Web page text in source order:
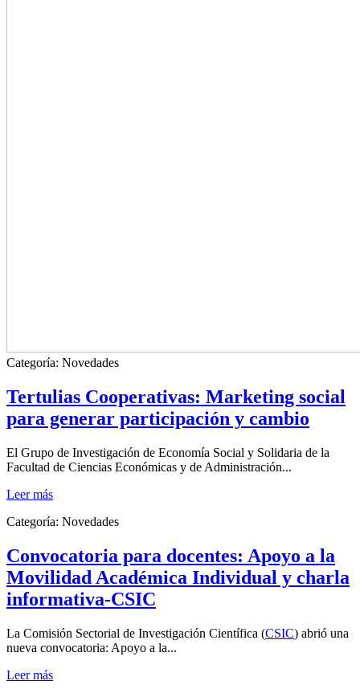
Categoría: Novedades
Tertulias Cooperativas: Marketing social
para generar participación y cambio
El Grupo de Investigación de Economía Social y Solidaria de la
Facultad de Ciencias Económicas y de Administración...
Leer más
Categoría: Novedades
Convocatoria para docentes: Apoyo a la
Movilidad Académica Individual y charla
informativa-CSIC
La Comisión Sectorial de Investigación Científica (CSIC) abrió una
nueva convocatoria: Apoyo a la...
Leer más